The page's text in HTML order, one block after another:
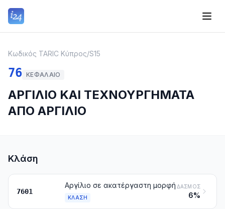
Κωδικός TARIC Κύπρος/S15
76 ΚΕΦΆΛΑΙΟ
ΑΡΓΙΛΙΟ ΚΑΙ ΤΕΧΝΟΥΡΓΗΜΑΤΑ
ΑΠΟ ΑΡΓΙΛΙΟ
Κλάση
7601
Αργίλιο σε ακατέργαστη μορφή
ΚΛΆΣΗ
ΔΑΣΜΌΣ
6%